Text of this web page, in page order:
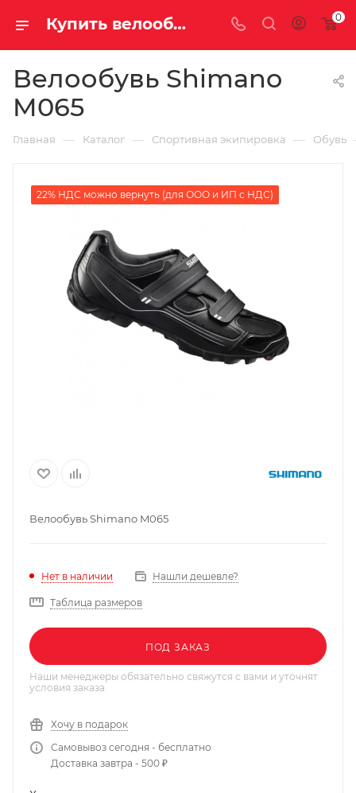
Купить велообувь shimano m065 у официального дилера за 5170.00000000 рублей 0
Велообувь Shimano
M065
Главная — Каталог — Спортивная экипировка — Обувь
22% НДС можно вернуть (для ООО и ИП с НДС)
Велообувь Shimano M065
Нет в наличии Нашли дешевле?
Таблица размеров
ПОД ЗАКАЗ
Наши менеджеры обязательно свяжутся с вами и уточнят
условия заказа
Хочу в подарок
Самовывоз сегодня - бесплатно
Доставка завтра - 500 ₽